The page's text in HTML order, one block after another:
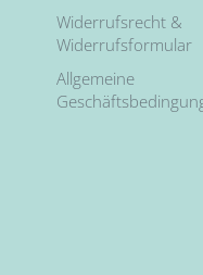
Widerrufsrecht &
Widerrufsformular
Allgemeine